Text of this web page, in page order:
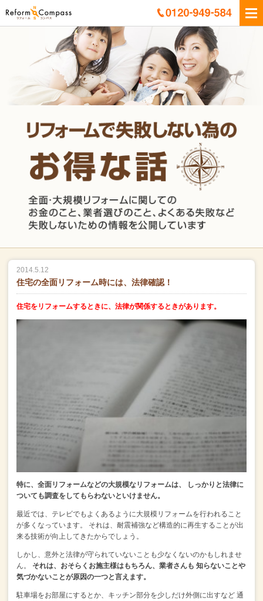
2014.5.12
住宅の全面リフォーム時には、法律確認！
住宅をリフォームするときに、法律が関係するときがあります。
特に、全面リフォームなどの大規模なリフォームは、
しっかりと法律に
ついても調査をしてもらわないといけません。
最近では、テレビでもよくあるように大規模リフォームを行われること
が多くなっています。
それは、耐震補強など構造的に再生することが出
来る技術が向上してきたからでしょう。
しかし、意外と法律が守られていないことも少なくないのかもしれませ
ん。
それは、おそらくお施主様はもちろん、業者さんも 知らないことや
気づかないことが原因の一つと言えます。
駐車場をお部屋にするとか、キッチン部分を少しだけ外側に出すなど 通